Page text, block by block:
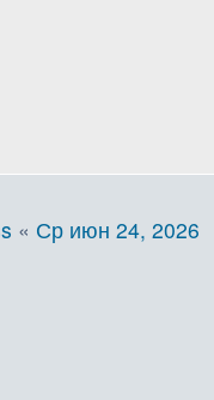
« Ср июн 24, 2026